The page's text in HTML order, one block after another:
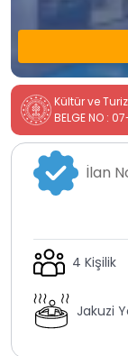
Kültür ve
BELGE NO :
İlan
4 Kişilik
Jakuzi